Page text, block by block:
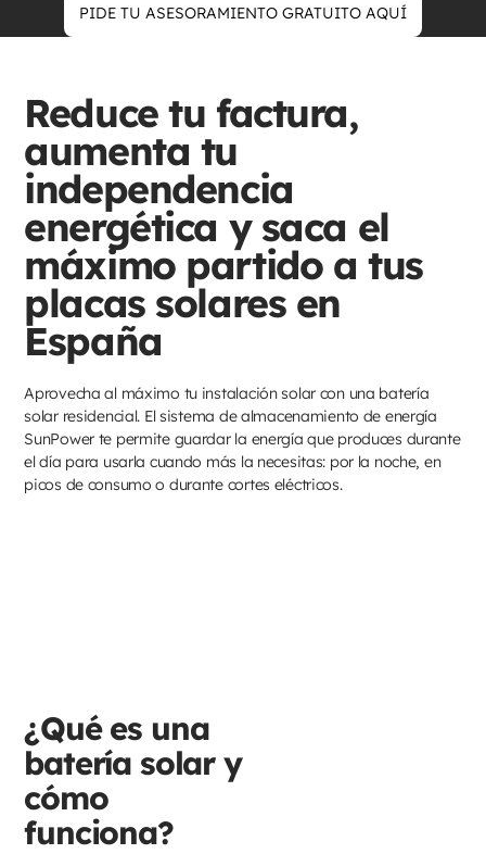
PIDE TU ASESORAMIENTO GRATUITO AQUÍ
Reduce tu factura,
aumenta tu
independencia
energética y saca el
máximo partido a tus
placas solares en
España
Aprovecha al máximo tu instalación solar con una batería
solar residencial. El sistema de almacenamiento de energía
SunPower te permite guardar la energía que produces durante
el día para usarla cuando más la necesitas: por la noche, en
picos de consumo o durante cortes eléctricos.
¿Qué es una
batería solar y
cómo
funciona?